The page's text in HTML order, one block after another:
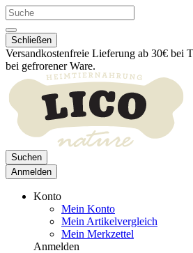
Schließen
Versandkostenfreie Lieferung ab 30€ bei
bei gefrorener Ware.
Suchen
Anmelden
Konto
Mein Konto
Mein Artikelvergleich
Mein Merkzettel
Anmelden